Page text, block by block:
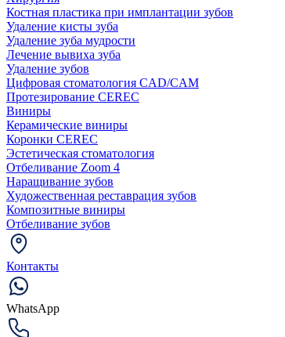
Костная пластика при имплантации зубов
Удаление кисты зуба
Удаление зуба мудрости
Лечение вывиха зуба
Удаление зубов
Цифровая стоматология CAD/CAM
Протезирование CEREC
Виниры
Керамические виниры
Коронки CEREC
Эстетическая стоматология
Отбеливание Zoom 4
Наращивание зубов
Художественная реставрация зубов
Композитные виниры
Отбеливание зубов
Контакты
WhatsApp